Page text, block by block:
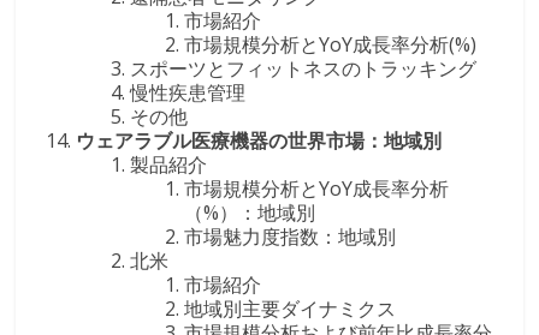
市場紹介
市場規模分析とYoY成長率分析(%)
スポーツとフィットネスのトラッキング
慢性疾患管理
その他
ウェアラブル医療機器の世界市場：地域別
製品紹介
市場規模分析とYoY成長率分析
（%）：地域別
市場魅力度指数：地域別
北米
市場紹介
地域別主要ダイナミクス